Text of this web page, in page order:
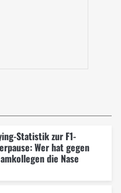
Statistik zur F1-
Wer hat gegen
die Nase